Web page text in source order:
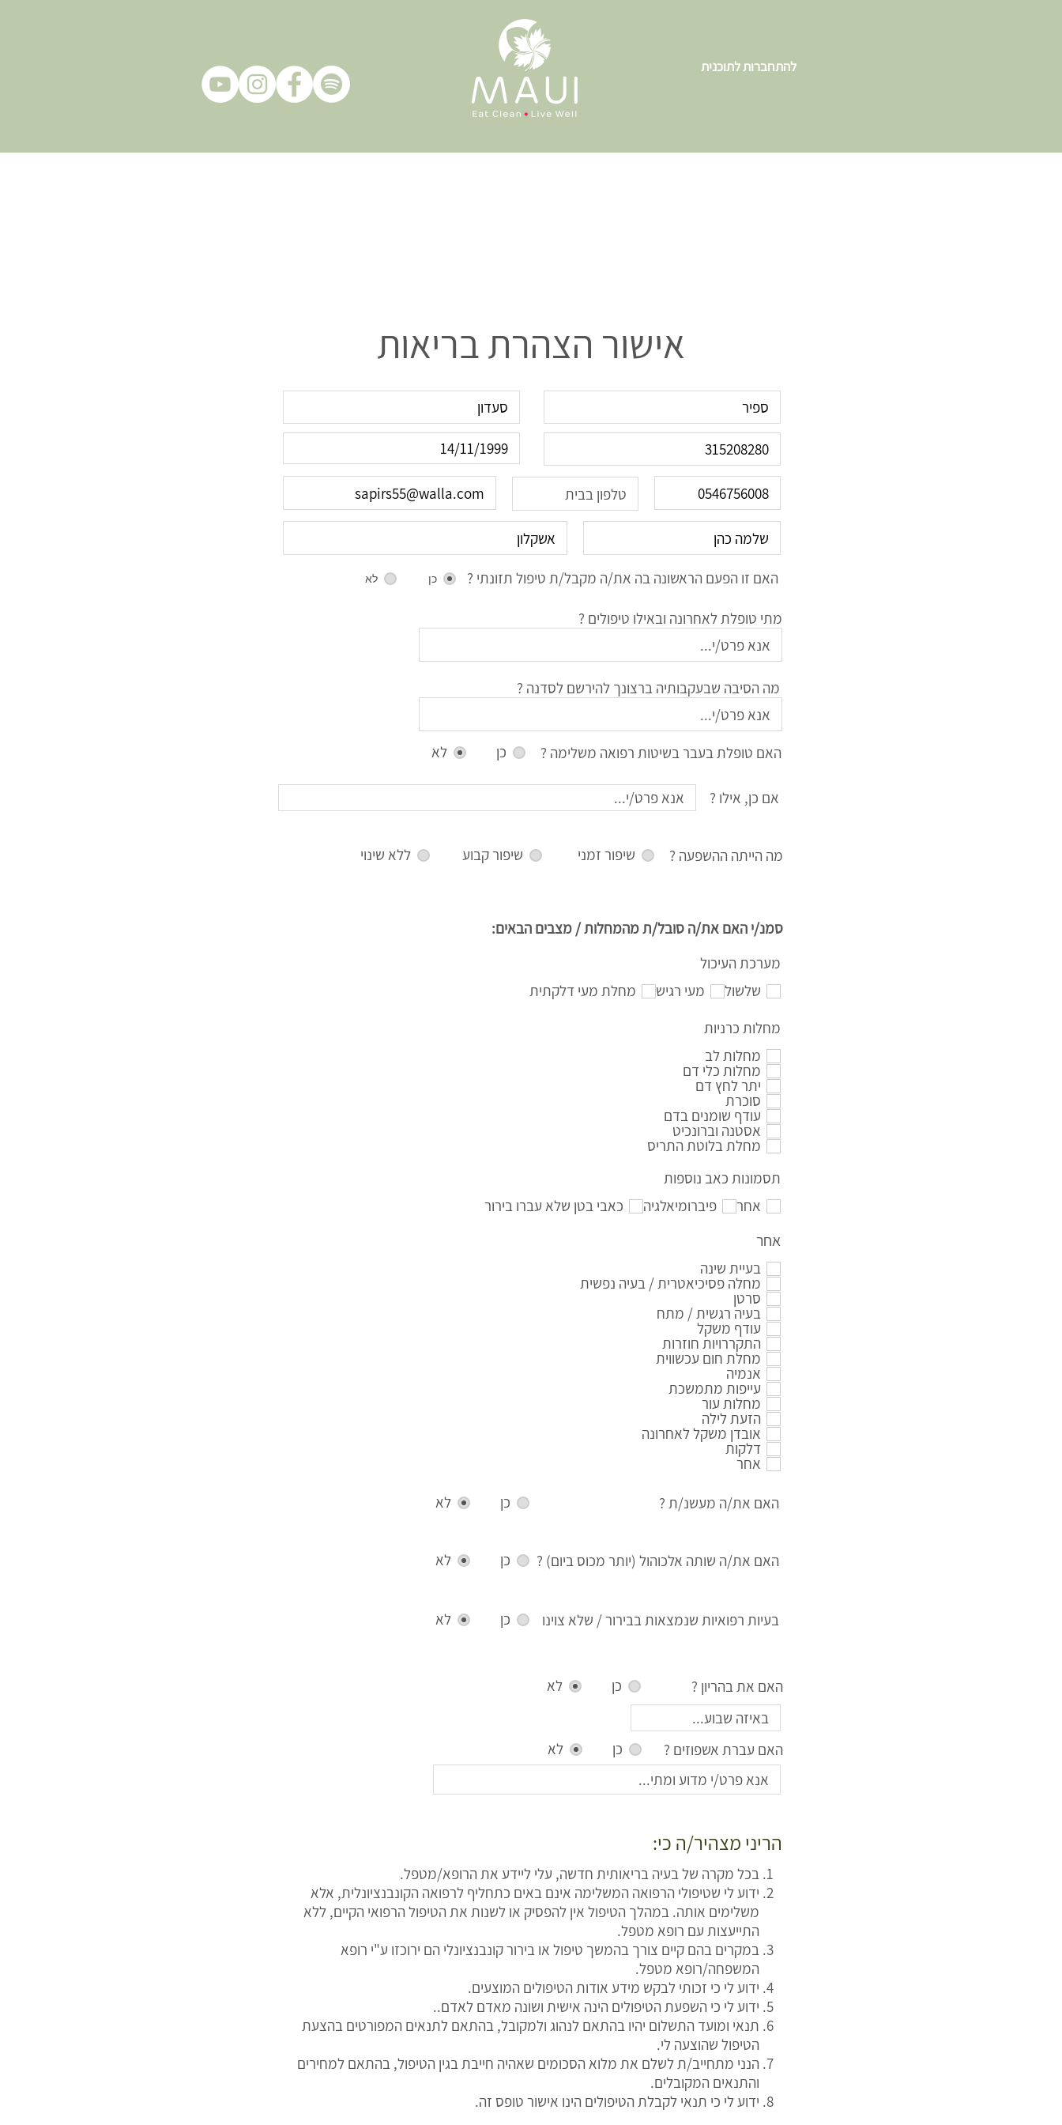
להתחברות לתוכנית
אישור הצהרת בריאות
האם זו הפעם הראשונה בה את/ה מקבל/ת טיפול תזונתי ? כן לא
מתי טופלת לאחרונה ובאילו טיפולים ?
מה הסיבה שבעקבותיה ברצונך להירשם לסדנה ?
האם טופלת בעבר בשיטות רפואה משלימה ? כן לא
אם כן, אילו ?
מה הייתה ההשפעה ? שיפור זמני שיפור קבוע ללא שינוי
סמנ/י האם את/ה סובל/ת מהמחלות / מצבים הבאים:
מערכת העיכול
שלשול
מעי רגיש
מחלת מעי דלקתית
מחלות כרניות
מחלות לב
מחלות כלי דם
יתר לחץ דם
סוכרת
עודף שומנים בדם
אסטנה וברונכיט
מחלת בלוטת התריס
תסמונות כאב נוספות
אחר
פיברומיאלגיה כאבי בטן שלא עברו בירור
אחר
בעיית שינה
מחלה פסיכיאטרית / בעיה נפשית
סרטן
בעיה רגשית / מתח
עודף משקל
התקררויות חוזרות
מחלת חום עכשווית
אנמיה
עייפות מתמשכת
מחלות עור
הזעת לילה
אובדן משקל לאחרונה
דלקות
אחר
כן לא האם את/ה מעשנ/ת ?
כן לא האם את/ה שותה אלכוהול (יותר מכוס ביום) ?
כן לא בעיות רפואיות שנמצאות בבירור / שלא צוינו
האם את בהריון ? כן לא
האם עברת אשפוזים ? כן לא
הריני מצהיר/ה כי:
בכל מקרה של בעיה בריאותית חדשה, עלי ליידע את הרופא/מטפל.
ידוע לי שטיפולי הרפואה המשלימה אינם באים כתחליף לרפואה הקונבנציונלית, אלא
משלימים אותה. במהלך הטיפול אין להפסיק או לשנות את הטיפול הרפואי הקיים, ללא
התייעצות עם רופא מטפל.
במקרים בהם קיים צורך בהמשך טיפול או בירור קונבנציונלי הם ירוכזו ע"י רופא
המשפחה/רופא מטפל.
ידוע לי כי זכותי לבקש מידע אודות הטיפולים המוצעים.
ידוע לי כי השפעת הטיפולים הינה אישית ושונה מאדם לאדם..
תנאי ומועד התשלום יהיו בהתאם לנהוג ולמקובל, בהתאם לתנאים המפורטים בהצעת
הטיפול שהוצעה לי.
הנני מתחייב/ת לשלם את מלוא הסכומים שאהיה חייבת בגין הטיפול, בהתאם למחירים
והתנאים המקובלים.
ידוע לי כי תנאי לקבלת הטיפולים הינו אישור טופס זה.